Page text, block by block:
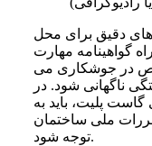
دقیق برای محل
گواهینامه مهارت
در جوشکاری می‌
ناگهانی شود. در
پلیت، باید به
ملی ساختمان
توجه شود.